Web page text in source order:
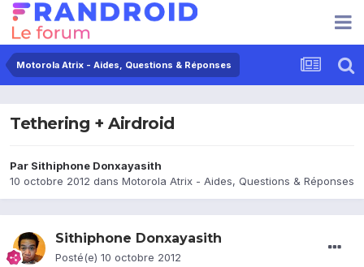
Motorola Atrix - Aides, Questions & Réponses
Tethering + Airdroid
Par Sithiphone Donxayasith
10 octobre 2012 dans Motorola Atrix - Aides, Questions & Réponses
Sithiphone Donxayasith
Posté(e) 10 octobre 2012